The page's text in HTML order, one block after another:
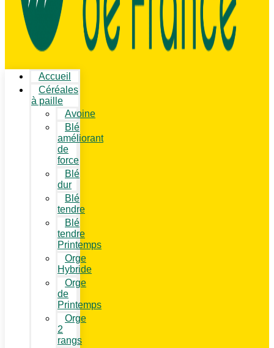
Accueil
Céréales
à paille
Avoine
Blé
améliorant
de
force
Blé
dur
Blé
tendre
Blé
tendre
Printemps
Orge
Hybride
Orge
de
Printemps
Orge
2
rangs